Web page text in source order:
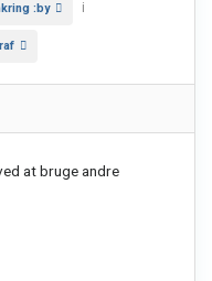
:by i
at bruge andre